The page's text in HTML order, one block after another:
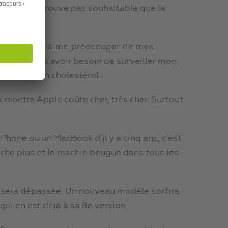
je ne trouve pas souhaitable que la
pas avoir à me préoccuper de mes
ne pas avoir besoin de surveiller mon
ni mon cholestérol.
Apple coûte cher, très cher. Surtout
ou un MacBook d’il y a cinq ans, c’est
plus et le machin beugue dans tous les
dépassée. Un nouveau modèle sortira.
en est déjà à sa 8e version.